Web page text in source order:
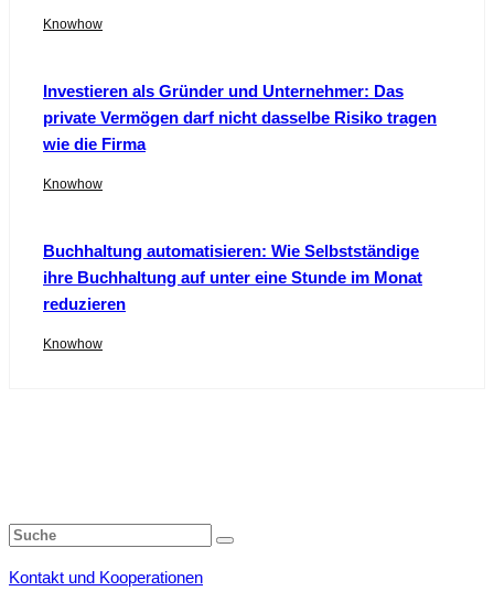
Knowhow
Investieren als Gründer und Unternehmer: Das
private Vermögen darf nicht dasselbe Risiko tragen
wie die Firma
Knowhow
Buchhaltung automatisieren: Wie Selbstständige
ihre Buchhaltung auf unter eine Stunde im Monat
reduzieren
Knowhow
Kontakt und Kooperationen